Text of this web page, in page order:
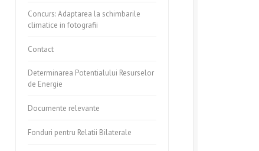
Concurs: Adaptarea la schimbarile
climatice in fotografii
Contact
Determinarea Potentialului Resurselor
de Energie
Documente relevante
Fonduri pentru Relatii Bilaterale